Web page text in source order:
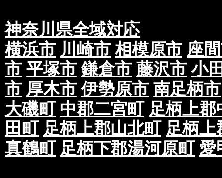
神奈川県全域対応
横浜市 川崎市 相模原市 座
市 平塚市 鎌倉市 藤沢市 小
市 厚木市 伊勢原市 南足柄市
大磯町 中郡二宮町 足柄上郡
田町 足柄上郡山北町 足柄上
真鶴町 足柄下郡湯河原町 愛